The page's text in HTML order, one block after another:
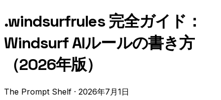
.windsurfrules 完全ガイド：
Windsurf AIルールの書き方
（2026年版）
The Prompt Shelf · 2026年7月1日